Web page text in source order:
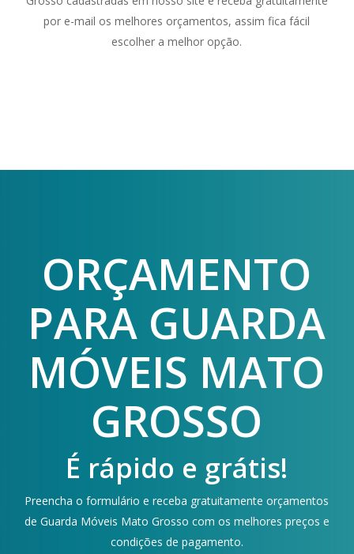
por e-mail os melhores orçamentos, assim fica fácil
escolher a melhor opção.
ORÇAMENTO
PARA GUARDA
MÓVEIS MATO
GROSSO
É rápido e grátis!
Preencha o formulário e receba gratuitamente orçamentos
de Guarda Móveis Mato Grosso com os melhores preços e
condições de pagamento.